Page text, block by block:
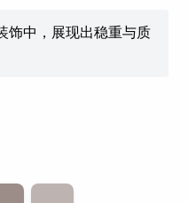
饰中，展现出稳重与质
度 60
透明度